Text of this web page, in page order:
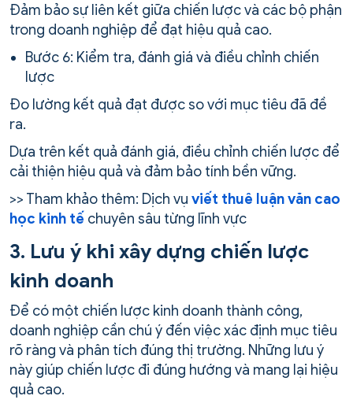
Đảm bảo sự liên kết giữa chiến lược và các bộ phận
trong doanh nghiệp để đạt hiệu quả cao.
Bước 6: Kiểm tra, đánh giá và điều chỉnh chiến
lược
Đo lường kết quả đạt được so với mục tiêu đã đề
ra.
Dựa trên kết quả đánh giá, điều chỉnh chiến lược để
cải thiện hiệu quả và đảm bảo tính bền vững.
>> Tham khảo thêm: Dịch vụ viết thuê luận văn cao
học kinh tế chuyên sâu từng lĩnh vực
3. Lưu ý khi xây dựng chiến lược
kinh doanh
Để có một chiến lược kinh doanh thành công,
doanh nghiệp cần chú ý đến việc xác định mục tiêu
rõ ràng và phân tích đúng thị trường. Những lưu ý
này giúp chiến lược đi đúng hướng và mang lại hiệu
quả cao.